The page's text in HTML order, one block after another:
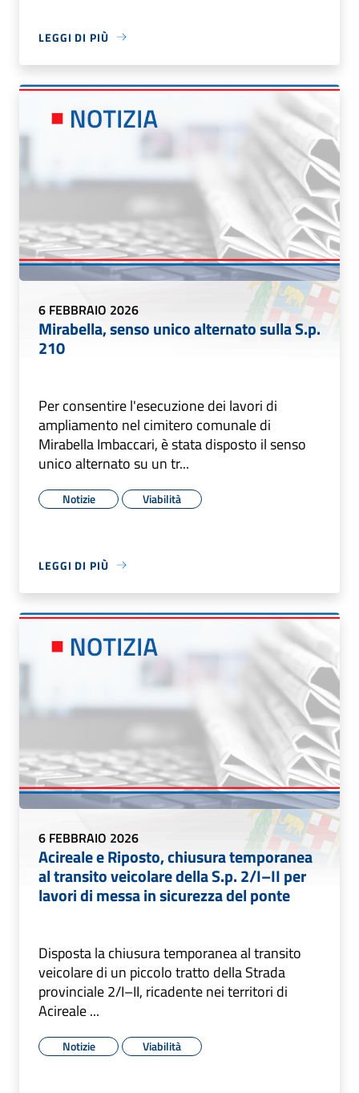
LEGGI DI PIÙ
6 FEBBRAIO 2026
Mirabella, senso unico alternato sulla S.p.
210
Per consentire l'esecuzione dei lavori di
ampliamento nel cimitero comunale di
Mirabella Imbaccari, è stata disposto il senso
unico alternato su un tr...
Notizie Viabilità
LEGGI DI PIÙ
6 FEBBRAIO 2026
Acireale e Riposto, chiusura temporanea
al transito veicolare della S.p. 2/I–II per
lavori di messa in sicurezza del ponte
Disposta la chiusura temporanea al transito
veicolare di un piccolo tratto della Strada
provinciale 2/I–II, ricadente nei territori di
Acireale ...
Notizie Viabilità